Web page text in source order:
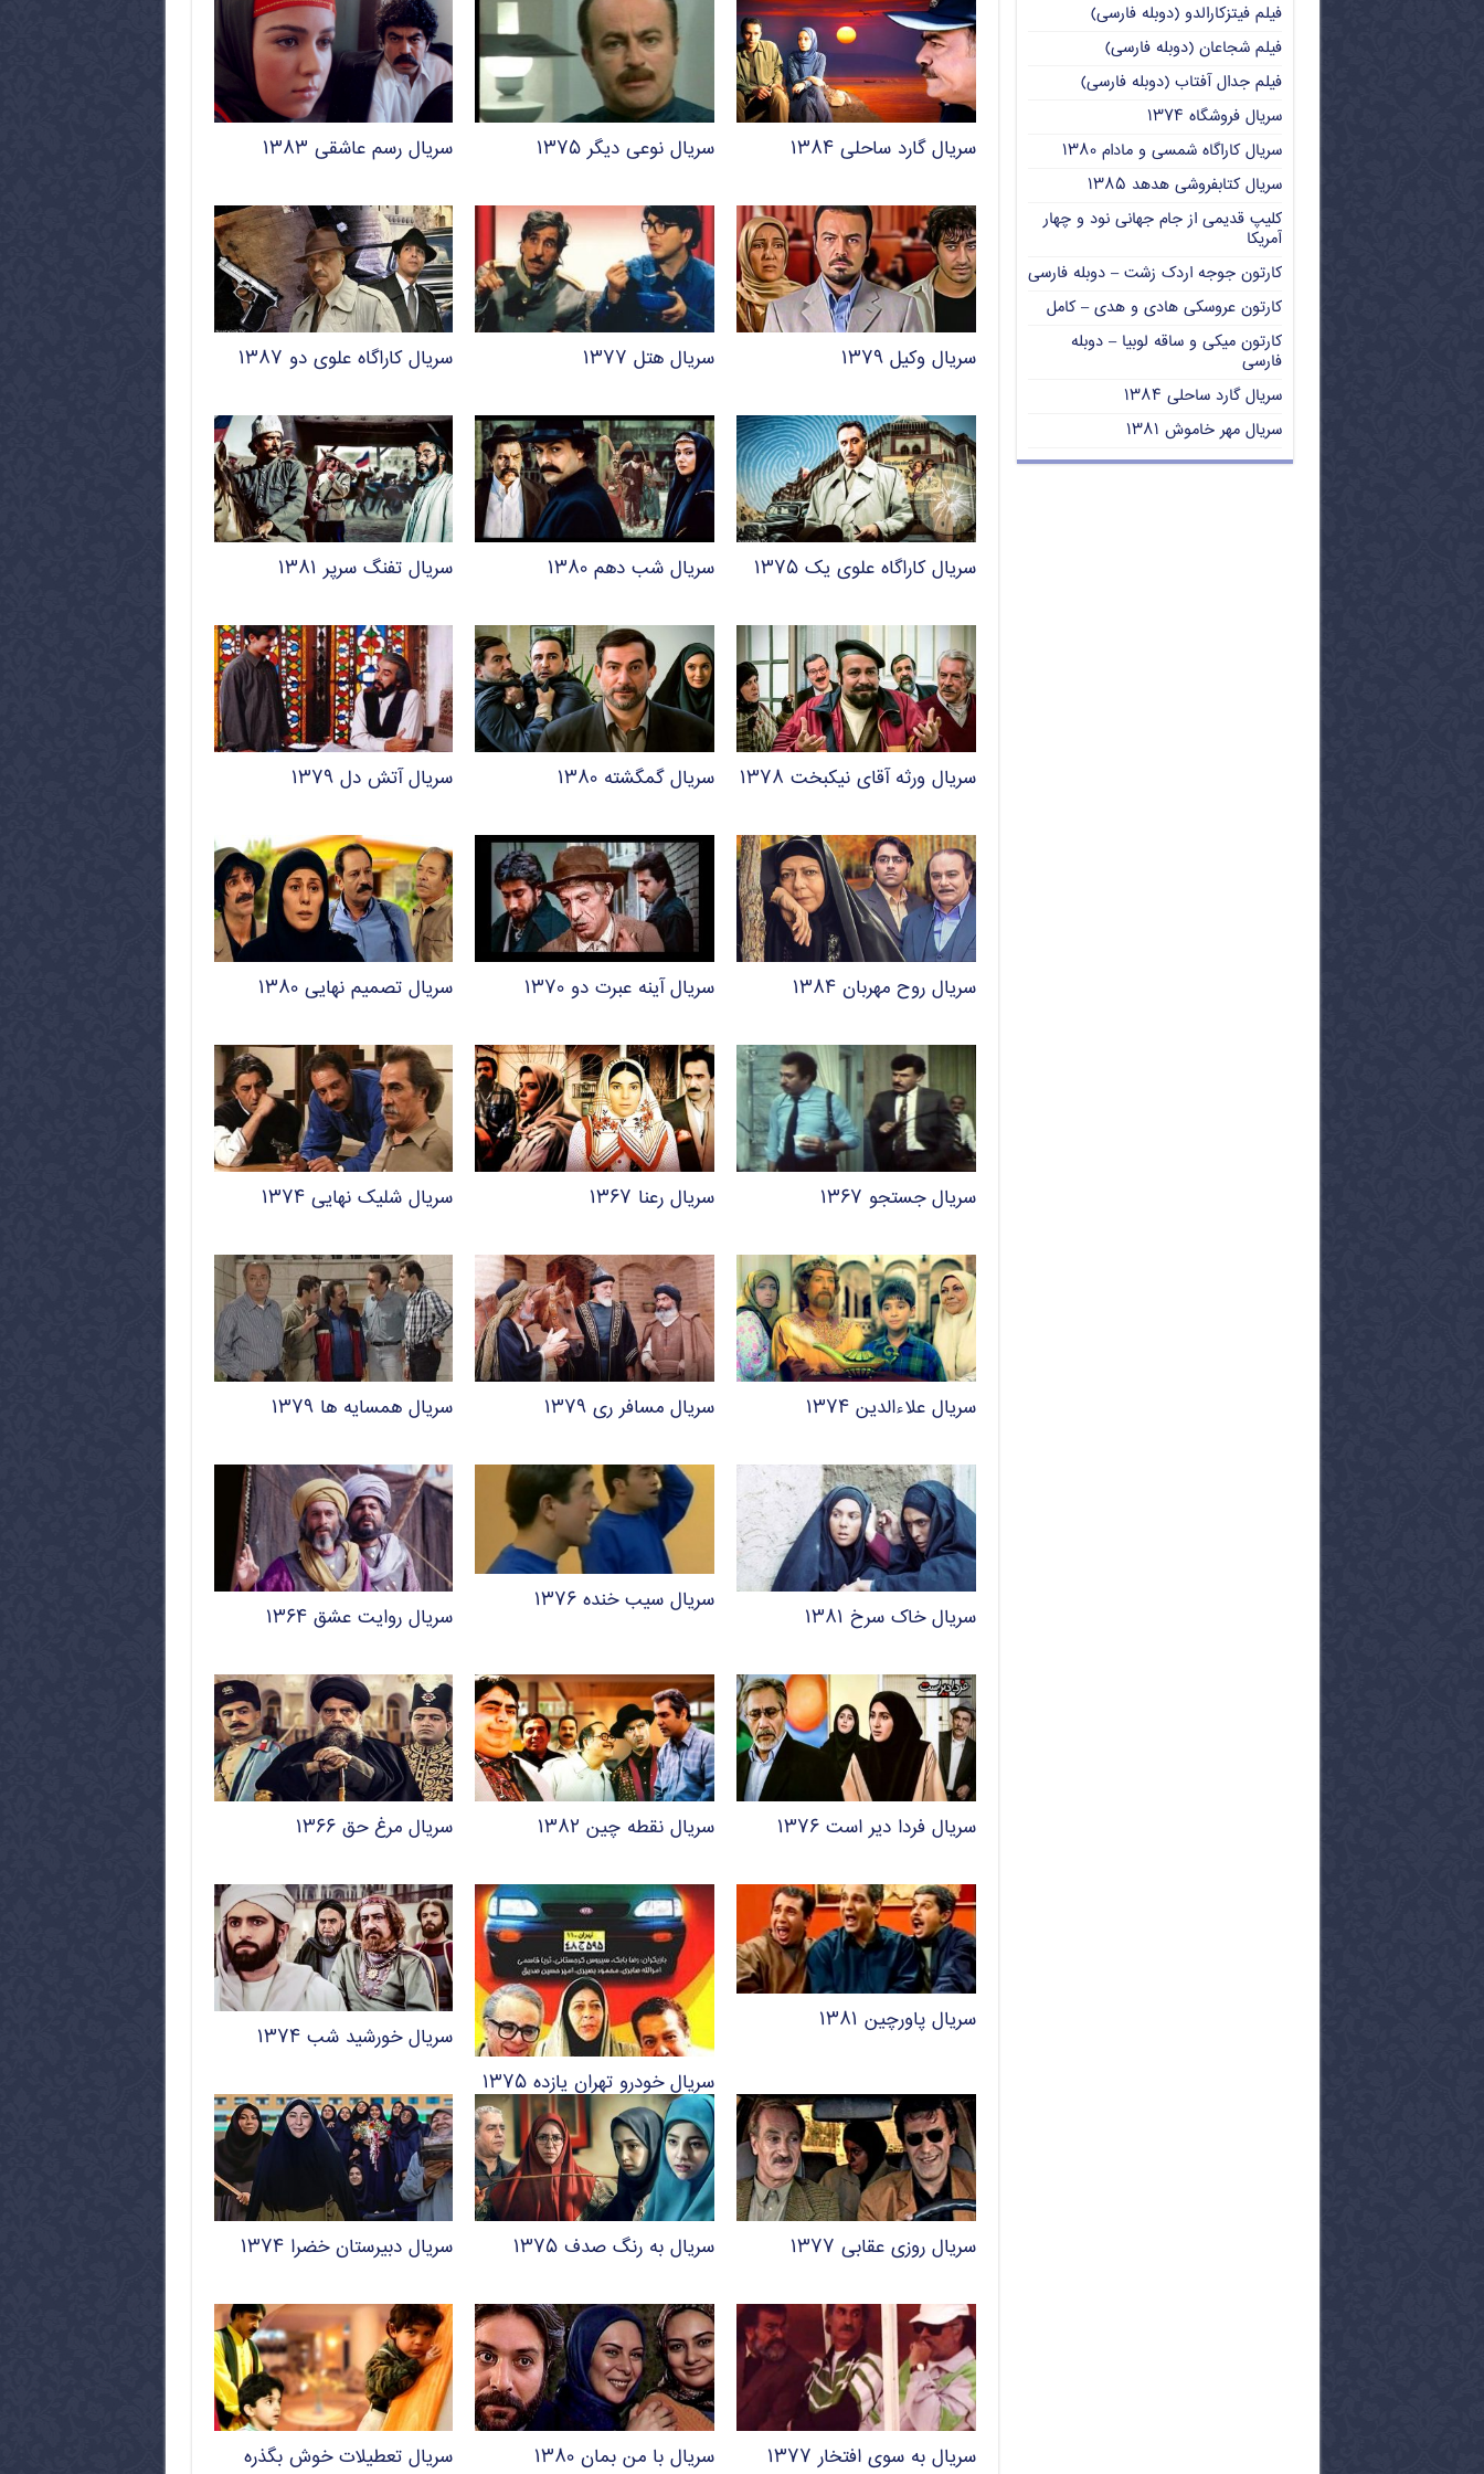
سریال گارد ساحلی ۱۳۸۴ سریال نوعی دیگر ۱۳۷۵ سریال رسم عاشقی ۱۳۸۳
سریال وکیل ۱۳۷۹ سریال هتل ۱۳۷۷ سریال کاراگاه علوی دو ۱۳۸۷
سریال کاراگاه علوی یک ۱۳۷۵ سریال شب دهم ۱۳۸۰ سریال تفنگ سرپر ۱۳۸۱
سریال ورثه آقای نیکبخت ۱۳۷۸ سریال گمگشته ۱۳۸۰ سریال آتش دل ۱۳۷۹
سریال روح مهربان ۱۳۸۴ سریال آینه عبرت دو ۱۳۷۰ سریال تصمیم نهایی ۱۳۸۰
سریال جستجو ۱۳۶۷ سریال رعنا ۱۳۶۷ سریال شلیک نهایی ۱۳۷۴
سریال علاءالدین ۱۳۷۴ سریال مسافر ری ۱۳۷۹ سریال همسایه ها ۱۳۷۹
سریال خاک سرخ ۱۳۸۱
سریال سیب خنده ۱۳۷۶
سریال روایت عشق ۱۳۶۴
سریال فردا دیر است ۱۳۷۶ سریال نقطه چین ۱۳۸۲ سریال مرغ حق ۱۳۶۶
سریال پاورچین ۱۳۸۱
سریال خودرو تهران یازده ۱۳۷۵
سریال خورشید شب ۱۳۷۴
سریال روزی عقابی ۱۳۷۷ سریال به رنگ صدف ۱۳۷۵ سریال دبیرستان خضرا ۱۳۷۴
سریال به سوی افتخار ۱۳۷۷ سریال با من بمان ۱۳۸۰
سریال تعطیلات خوش بگذره
فیلم فیتزکارالدو (دوبله فارسی)
فیلم شجاعان (دوبله فارسی)
فیلم جدال آفتاب (دوبله فارسی)
سریال فروشگاه ۱۳۷۴
سریال کاراگاه شمسی و مادام ۱۳۸۰
سریال کتابفروشی هدهد ۱۳۸۵
کلیپ قدیمی از جام جهانی نود و چهار
آمریکا
کارتون جوجه اردک زشت – دوبله فارسی
کارتون عروسکی هادی و هدی – کامل
کارتون میکی و ساقه لوبیا – دوبله
فارسی
سریال گارد ساحلی ۱۳۸۴
سریال مهر خاموش ۱۳۸۱